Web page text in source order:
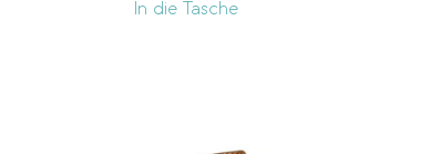
In die Tasche